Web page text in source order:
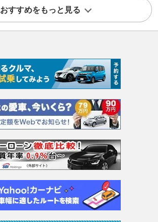
おすすめをもっと見る